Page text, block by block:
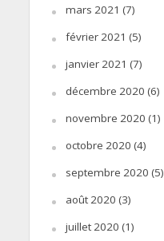
mars 2021 (7)
février 2021 (5)
janvier 2021 (7)
décembre 2020 (6)
novembre 2020 (1)
octobre 2020 (4)
septembre 2020 (5)
août 2020 (3)
juillet 2020 (1)